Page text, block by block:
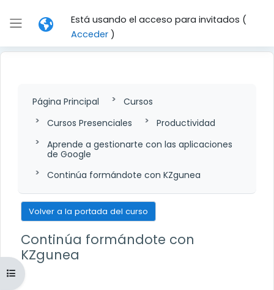
Panel lateral
Está usando el acceso para invitados (
Acceder)
Abrir índice del curso
Página Principal
Cursos
Cursos Presenciales
Productividad
Aprende a gestionarte con las aplicaciones
de Google
Continúa formándote con KZgunea
Volver a la portada del curso
Continúa formándote con
KZgunea